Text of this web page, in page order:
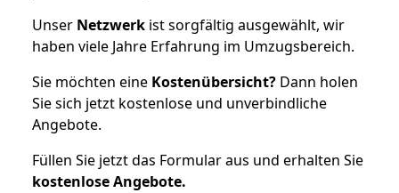
Unser Netzwerk ist sorgfältig ausgewählt, wir
haben viele Jahre Erfahrung im Umzugsbereich.
Sie möchten eine Kostenübersicht? Dann holen
Sie sich jetzt kostenlose und unverbindliche
Angebote.
Füllen Sie jetzt das Formular aus und erhalten Sie
kostenloseAngebote.